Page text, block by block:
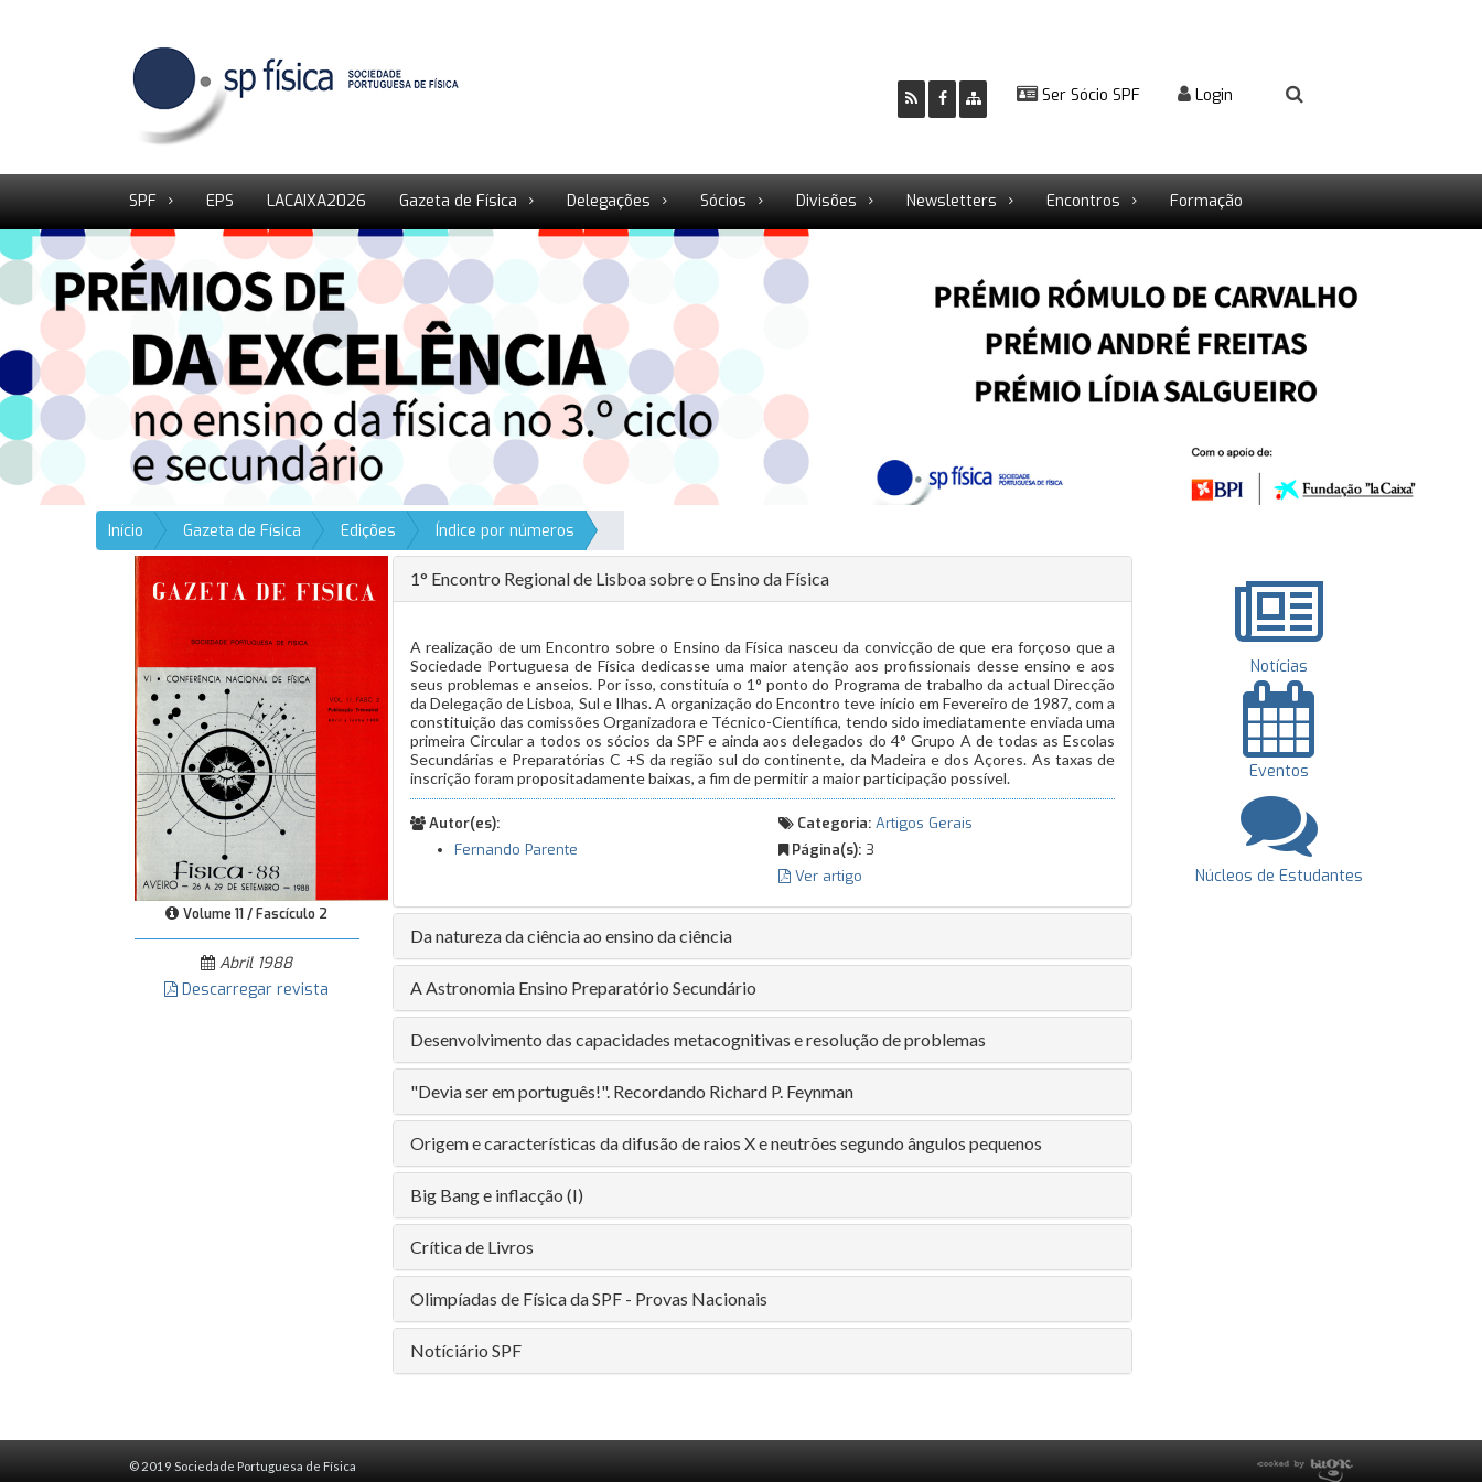
Ser Sócio SPF Login
SPF EPS LACAIXA2026 Gazeta de Física Delegações Sócios Divisões Newsletters Encontros Formação
Início Gazeta de Física Edições Índice por números
Volume 11 / Fascículo 2
Abril 1988
Descarregar revista
1° Encontro Regional de Lisboa sobre o Ensino da Física
A realização de um Encontro sobre o Ensino da Física nasceu da convicção de que era forçoso que a
Sociedade Portuguesa de Física dedicasse uma maior atenção aos profissionais desse ensino e aos
seus problemas e anseios. Por isso, constituía o 1° ponto do Programa de trabalho da actual Direcção
da Delegação de Lisboa, Sul e Ilhas. A organização do Encontro teve início em Fevereiro de 1987, com a
constituição das comissões Organizadora e Técnico-Científica, tendo sido imediatamente enviada uma
primeira Circular a todos os sócios da SPF e ainda aos delegados do 4° Grupo A de todas as Escolas
Secundárias e Preparatórias C +S da região sul do continente, da Madeira e dos Açores. As taxas de
inscrição foram propositadamente baixas, a fim de permitir a maior participação possível.
Autor(es):
Fernando Parente
Categoria: Artigos Gerais
Página(s): 3
Ver artigo
Da natureza da ciência ao ensino da ciência
A Astronomia Ensino Preparatório Secundário
Desenvolvimento das capacidades metacognitivas e resolução de problemas
"Devia ser em português!". Recordando Richard P. Feynman
Origem e características da difusão de raios X e neutrões segundo ângulos pequenos
Big Bang e inflacção (I)
Crítica de Livros
Olimpíadas de Física da SPF - Provas Nacionais
Notíciário SPF
Notícias
Eventos
Núcleos de Estudantes
© 2019 Sociedade Portuguesa de Física